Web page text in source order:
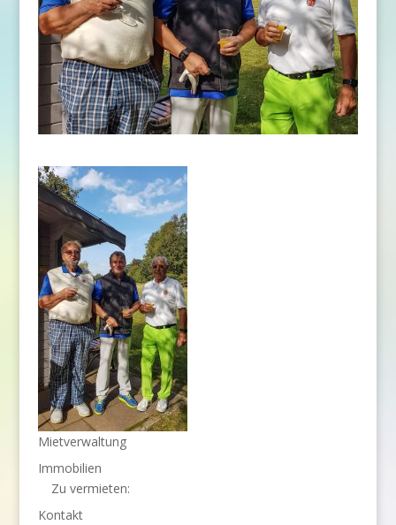
Mietverwaltung
Immobilien
Zu vermieten:
Kontakt